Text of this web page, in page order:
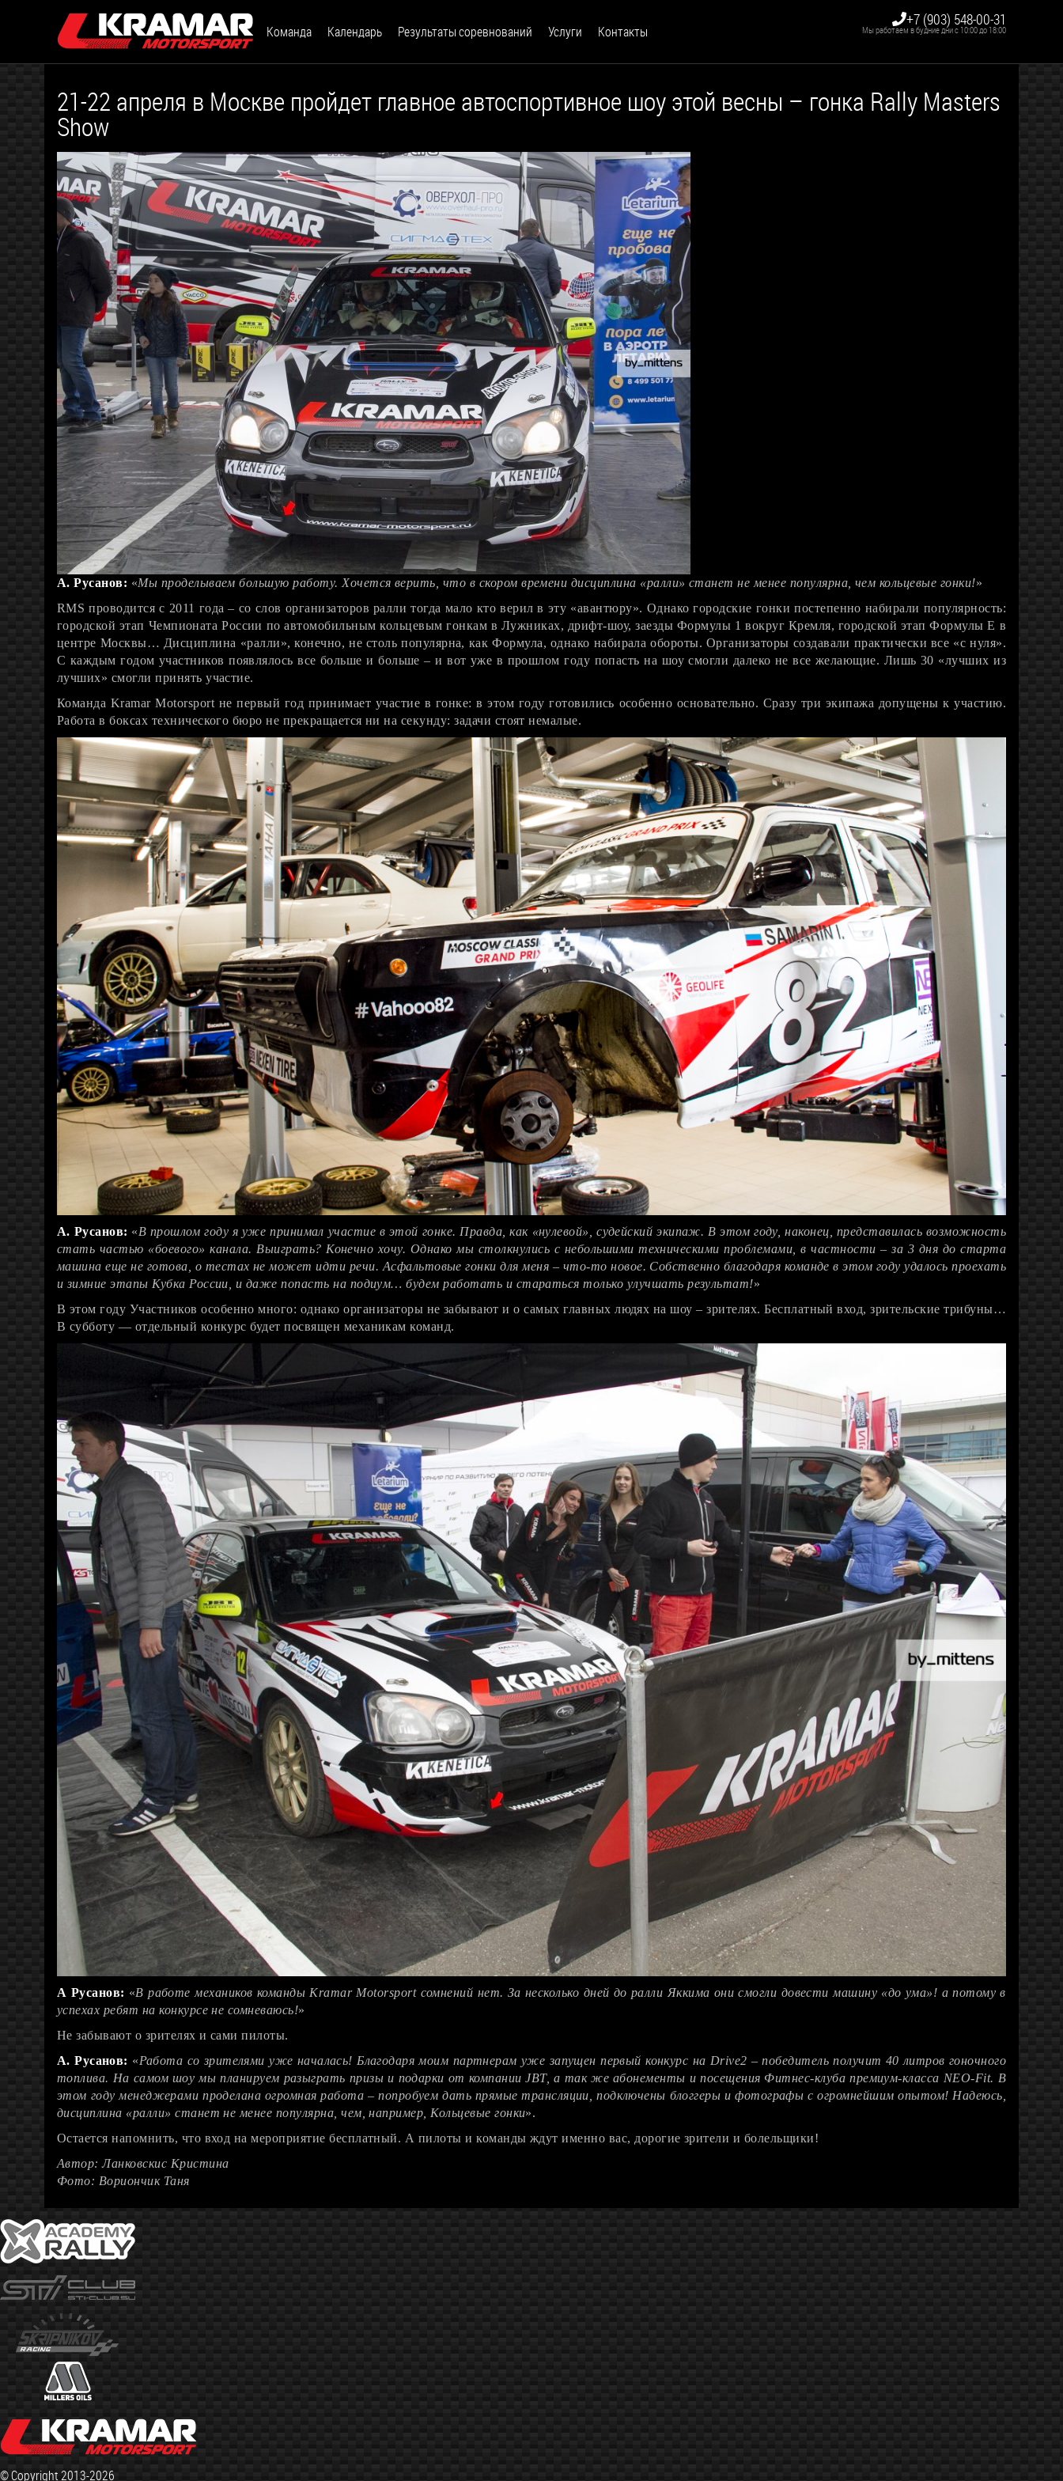
Команда Календарь Результаты соревнований Услуги Контакты
+7 (903) 548-00-31
Мы работаем в будние дни с 10:00 до 18:00
21-22 апреля в Москве пройдет главное автоспортивное шоу этой весны – гонка Rally Masters
Show
А. Русанов: «Мы проделываем большую работу. Хочется верить, что в скором времени дисциплина «ралли» станет не менее популярна, чем кольцевые гонки!»
RMS проводится с 2011 года – со слов организаторов ралли тогда мало кто верил в эту «авантюру». Однако городские гонки постепенно набирали популярность:
городской этап Чемпионата России по автомобильным кольцевым гонкам в Лужниках, дрифт-шоу, заезды Формулы 1 вокруг Кремля, городской этап Формулы Е в
центре Москвы… Дисциплина «ралли», конечно, не столь популярна, как Формула, однако набирала обороты. Организаторы создавали практически все «с нуля».
С каждым годом участников появлялось все больше и больше – и вот уже в прошлом году попасть на шоу смогли далеко не все желающие. Лишь 30 «лучших из
лучших» смогли принять участие.
Команда Kramar Motorsport не первый год принимает участие в гонке: в этом году готовились особенно основательно. Сразу три экипажа допущены к участию.
Работа в боксах технического бюро не прекращается ни на секунду: задачи стоят немалые.
А. Русанов: «В прошлом году я уже принимал участие в этой гонке. Правда, как «нулевой», судейский экипаж. В этом году, наконец, представилась возможность
стать частью «боевого» канала. Выиграть? Конечно хочу. Однако мы столкнулись с небольшими техническими проблемами, в частности – за 3 дня до старта
машина еще не готова, о тестах не может идти речи. Асфальтовые гонки для меня – что-то новое. Собственно благодаря команде в этом году удалось проехать
и зимние этапы Кубка России, и даже попасть на подиум… будем работать и стараться только улучшать результат!»
В этом году Участников особенно много: однако организаторы не забывают и о самых главных людях на шоу – зрителях. Бесплатный вход, зрительские трибуны…
В субботу — отдельный конкурс будет посвящен механикам команд.
А Русанов: «В работе механиков команды Kramar Motorsport сомнений нет. За несколько дней до ралли Яккима они смогли довести машину «до ума»! а потому в
успехах ребят на конкурсе не сомневаюсь!»
Не забывают о зрителях и сами пилоты.
А. Русанов: «Работа со зрителями уже началась! Благодаря моим партнерам уже запущен первый конкурс на Drive2 – победитель получит 40 литров гоночного
топлива. На самом шоу мы планируем разыграть призы и подарки от компании JBT, а так же абонементы и посещения Фитнес-клуба премиум-класса NEO-Fit. В
этом году менеджерами проделана огромная работа – попробуем дать прямые трансляции, подключены блоггеры и фотографы с огромнейшим опытом! Надеюсь,
дисциплина «ралли» станет не менее популярна, чем, например, Кольцевые гонки».
Остается напомнить, что вход на мероприятие бесплатный. А пилоты и команды ждут именно вас, дорогие зрители и болельщики!
Автор: Ланковскис Кристина
Фото: Вориончик Таня
© Copyright 2013-2026